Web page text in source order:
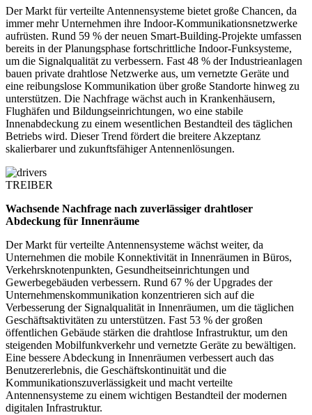
Der Markt für verteilte Antennensysteme bietet große Chancen, da
immer mehr Unternehmen ihre Indoor-Kommunikationsnetzwerke
aufrüsten. Rund 59 % der neuen Smart-Building-Projekte umfassen
bereits in der Planungsphase fortschrittliche Indoor-Funksysteme,
um die Signalqualität zu verbessern. Fast 48 % der Industrieanlagen
bauen private drahtlose Netzwerke aus, um vernetzte Geräte und
eine reibungslose Kommunikation über große Standorte hinweg zu
unterstützen. Die Nachfrage wächst auch in Krankenhäusern,
Flughäfen und Bildungseinrichtungen, wo eine stabile
Innenabdeckung zu einem wesentlichen Bestandteil des täglichen
Betriebs wird. Dieser Trend fördert die breitere Akzeptanz
skalierbarer und zukunftsfähiger Antennenlösungen.
TREIBER
Wachsende Nachfrage nach zuverlässiger drahtloser
Abdeckung für Innenräume
Der Markt für verteilte Antennensysteme wächst weiter, da
Unternehmen die mobile Konnektivität in Innenräumen in Büros,
Verkehrsknotenpunkten, Gesundheitseinrichtungen und
Gewerbegebäuden verbessern. Rund 67 % der Upgrades der
Unternehmenskommunikation konzentrieren sich auf die
Verbesserung der Signalqualität in Innenräumen, um die täglichen
Geschäftsaktivitäten zu unterstützen. Fast 53 % der großen
öffentlichen Gebäude stärken die drahtlose Infrastruktur, um den
steigenden Mobilfunkverkehr und vernetzte Geräte zu bewältigen.
Eine bessere Abdeckung in Innenräumen verbessert auch das
Benutzererlebnis, die Geschäftskontinuität und die
Kommunikationszuverlässigkeit und macht verteilte
Antennensysteme zu einem wichtigen Bestandteil der modernen
digitalen Infrastruktur.